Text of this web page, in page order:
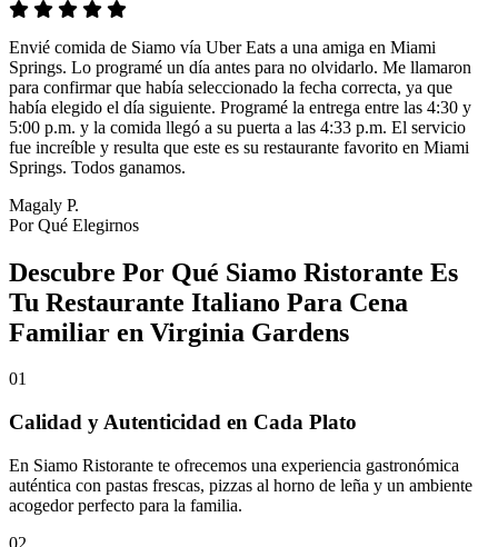
Envié comida de Siamo vía Uber Eats a una amiga en Miami
Springs. Lo programé un día antes para no olvidarlo. Me llamaron
para confirmar que había seleccionado la fecha correcta, ya que
había elegido el día siguiente. Programé la entrega entre las 4:30 y
5:00 p.m. y la comida llegó a su puerta a las 4:33 p.m. El servicio
fue increíble y resulta que este es su restaurante favorito en Miami
Springs. Todos ganamos.
Magaly P.
Por Qué Elegirnos
Descubre Por Qué Siamo Ristorante Es
Tu Restaurante Italiano Para Cena
Familiar en Virginia Gardens
01
Calidad y Autenticidad en Cada Plato
En Siamo Ristorante te ofrecemos una experiencia gastronómica
auténtica con pastas frescas, pizzas al horno de leña y un ambiente
acogedor perfecto para la familia.
02